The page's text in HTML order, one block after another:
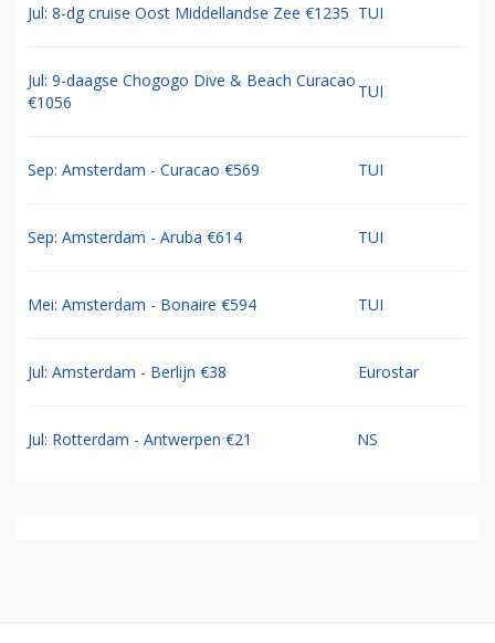
Jul: 8-dg cruise Oost Middellandse Zee €1235 TUI
Jul: 9-daagse Chogogo Dive & Beach Curacao
€1056
TUI
Sep: Amsterdam - Curacao €569 TUI
Sep: Amsterdam - Aruba €614 TUI
Mei: Amsterdam - Bonaire €594 TUI
Jul: Amsterdam - Berlijn €38 Eurostar
Jul: Rotterdam - Antwerpen €21 NS